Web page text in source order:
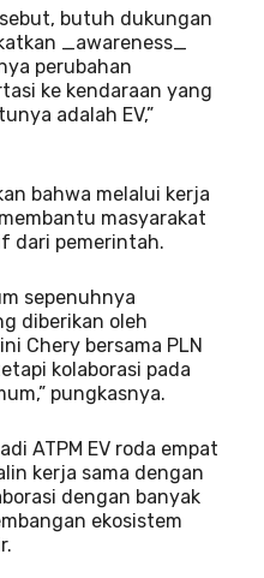
butuh dukungan
_awareness_
perubahan
ke kendaraan yang
adalah EV,”
bahwa melalui kerja
masyarakat
dari pemerintah.
sepenuhnya
diberikan oleh
Chery bersama PLN
kolaborasi pada
pungkasnya.
ATPM EV roda empat
kerja sama dengan
dengan banyak
ekosistem